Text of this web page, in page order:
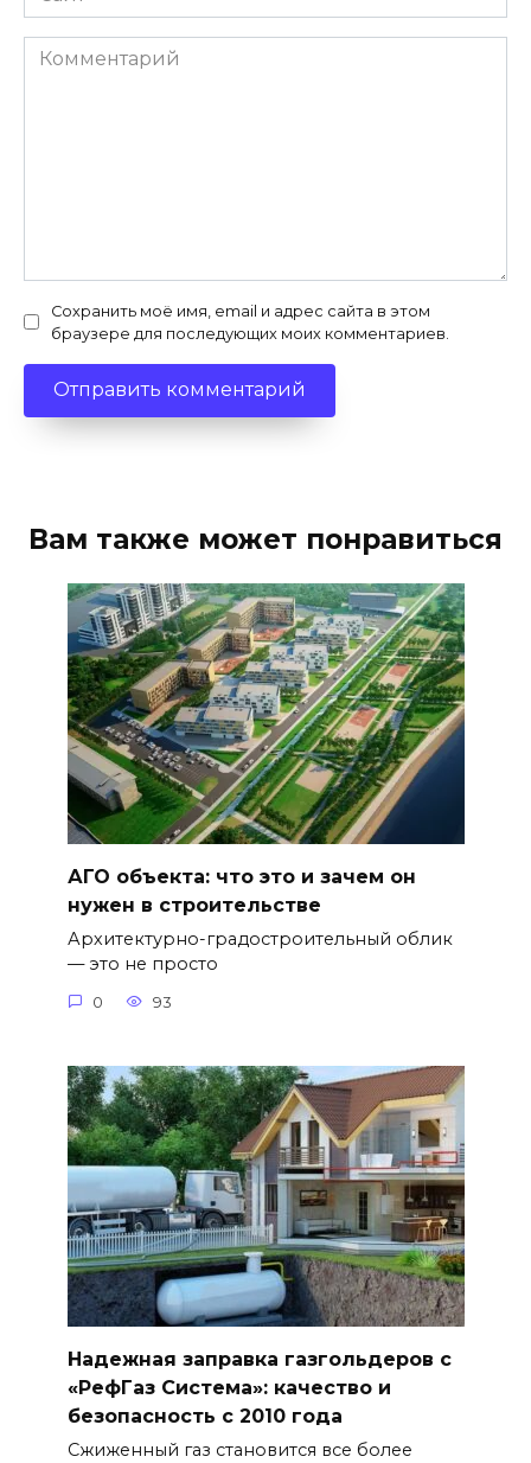
Комментарий
Сохранить моё имя, email и адрес сайта в этом
браузере для последующих моих комментариев.
Вам также может понравиться
АГО объекта: что это и зачем он
нужен в строительстве
Архитектурно-градостроительный облик
— это не просто
0 93
Надежная заправка газгольдеров с
«РефГаз Система»: качество и
безопасность с 2010 года
Сжиженный газ становится все более